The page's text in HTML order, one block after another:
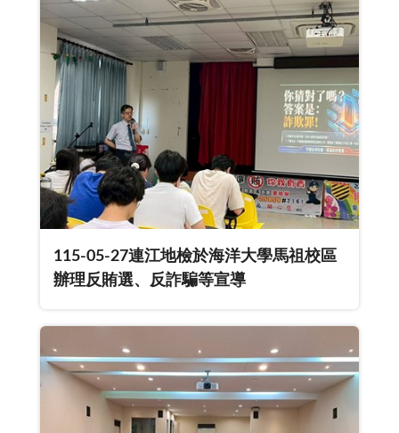
115-05-27連江地檢於海洋大學馬祖校區
辦理反賄選、反詐騙等宣導